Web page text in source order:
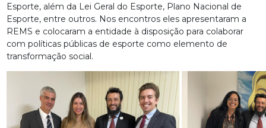
Esporte, além da Lei Geral do Esporte, Plano Nacional de
Esporte, entre outros. Nos encontros eles apresentaram a
REMS e colocaram a entidade à disposição para colaborar
com políticas públicas de esporte como elemento de
transformação social.